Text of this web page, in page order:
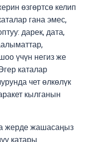
өзгөртсө келип
гана эмес,
дарек, дата,
үчүн негиз же
каталар
чет өлкөлүк
кылганын
жерде жашасаңыз
катары